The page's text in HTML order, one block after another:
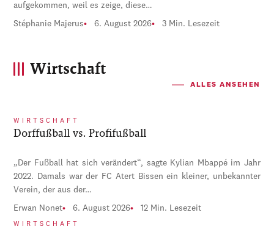
aufgekommen, weil es zeige, diese…
Stéphanie Majerus 6. August 2026 3 Min. Lesezeit
Wirtschaft
ALLES ANSEHEN
WIRTSCHAFT
Dorffußball vs. Profifußball
„Der Fußball hat sich verändert“, sagte Kylian Mbappé im Jahr
2022. Damals war der FC Atert Bissen ein kleiner, unbekannter
Verein, der aus der…
Erwan Nonet 6. August 2026 12 Min. Lesezeit
WIRTSCHAFT